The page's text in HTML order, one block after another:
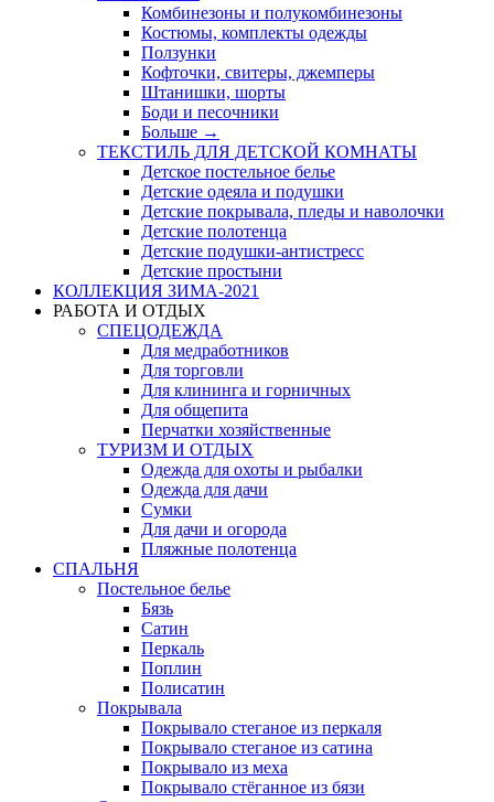
Комбинезоны и полукомбинезоны
Костюмы, комплекты одежды
Ползунки
Кофточки, свитеры, джемперы
Штанишки, шорты
Боди и песочники
Больше →
ТЕКСТИЛЬ ДЛЯ ДЕТСКОЙ КОМНАТЫ
Детское постельное белье
Детские одеяла и подушки
Детские покрывала, пледы и наволочки
Детские полотенца
Детские подушки-антистресс
Детские простыни
КОЛЛЕКЦИЯ ЗИМА-2021
РАБОТА И ОТДЫХ
СПЕЦОДЕЖДА
Для медработников
Для торговли
Для клининга и горничных
Для общепита
Перчатки хозяйственные
ТУРИЗМ И ОТДЫХ
Одежда для охоты и рыбалки
Одежда для дачи
Сумки
Для дачи и огорода
Пляжные полотенца
СПАЛЬНЯ
Постельное белье
Бязь
Сатин
Перкаль
Поплин
Полисатин
Покрывала
Покрывало стеганое из перкаля
Покрывало стеганое из сатина
Покрывало из меха
Покрывало стёганное из бязи